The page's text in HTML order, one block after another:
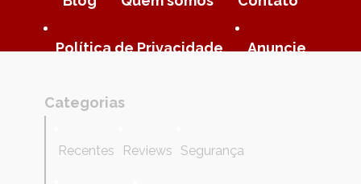
Política de Privacidade Anuncie
Categorias
Recentes Reviews Segurança